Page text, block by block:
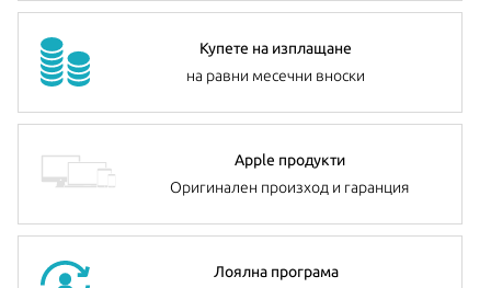
Купете на изплащане
на равни месечни вноски
Apple продукти
Оригинален произход и гаранция
Лоялна програма